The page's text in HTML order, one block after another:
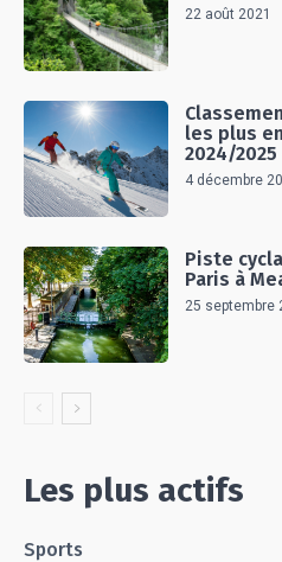
22 août 2021
les plus
2024/
4 décembre
Piste
Paris à
25 septembre
Les plus actifs
Sports